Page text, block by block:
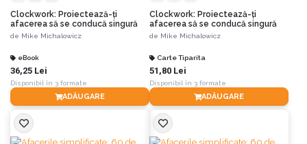
Clockwork: Proiectează-ți
afacerea să se conducă singură
de Mike Michalowicz
eBook
36,25 Lei
Disponibil în 3 formate
ADĂUGARE
Clockwork: Proiectează-ți
afacerea să se conducă singură
de Mike Michalowicz
Carte Tiparita
51,80 Lei
Disponibil în 3 formate
ADĂUGARE